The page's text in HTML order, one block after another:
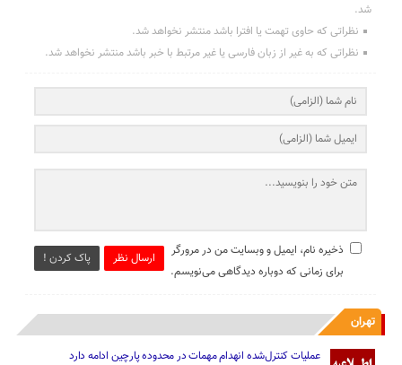
شد.
نظراتی که حاوی تهمت یا افترا باشد منتشر نخواهد شد.
نظراتی که به غیر از زبان فارسی یا غیر مرتبط با خبر باشد منتشر نخواهد شد.
ارسال نظر پاک کردن !
ذخیره نام، ایمیل و وبسایت من در مرورگر
برای زمانی که دوباره دیدگاهی می‌نویسم.
تهران
عملیات کنترل‌شده انهدام مهمات در محدوده پارچین ادامه دارد